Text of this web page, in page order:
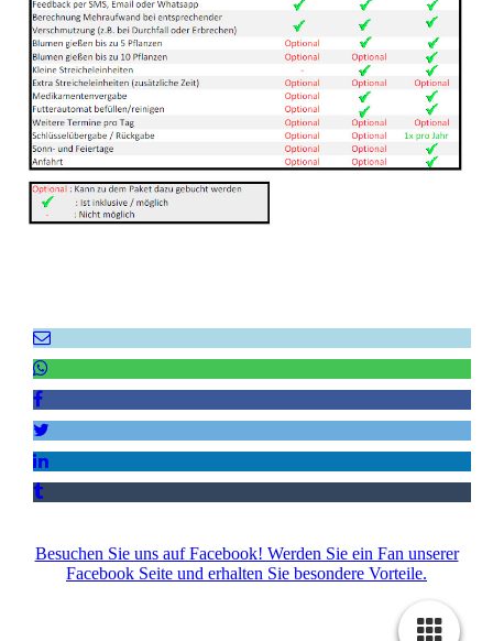
Besuchen Sie uns auf Facebook! Werden Sie ein Fan unserer
Facebook Seite und erhalten Sie besondere Vorteile.